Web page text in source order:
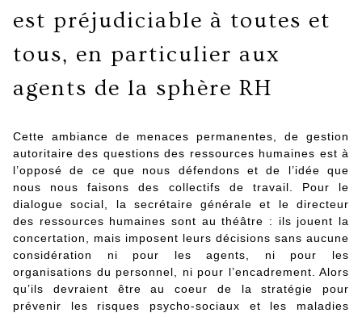
est préjudiciable à toutes et
tous, en particulier aux
agents de la sphère RH
Cette ambiance de menaces permanentes, de gestion
autoritaire des questions des ressources humaines est à
l’opposé de ce que nous défendons et de l’idée que
nous nous faisons des collectifs de travail. Pour le
dialogue social, la secrétaire générale et le directeur
des ressources humaines sont au théâtre : ils jouent la
concertation, mais imposent leurs décisions sans aucune
considération ni pour les agents, ni pour les
organisations du personnel, ni pour l’encadrement. Alors
qu’ils devraient être au coeur de la stratégie pour
prévenir les risques psycho-sociaux et les maladies